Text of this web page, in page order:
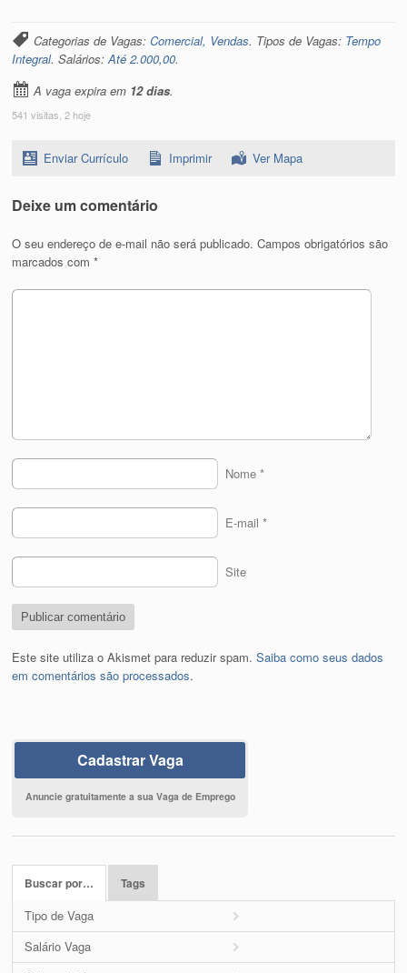
Categorias de Vagas:Comercial, Vendas. Tipos de Vagas: Tempo
Integral. Salários:Até 2.000,00.
A vaga expira em 12 dias.
541 visitas, 2 hoje
Enviar Currículo Imprimir Ver Mapa
Deixe um comentário
O seu endereço de e-mail não será publicado. Campos obrigatórios são
marcados com*
Nome *
E-mail *
Site
Este site utiliza o Akismet para reduzir spam.Saiba como seus dados
em comentários são processados.
Cadastrar Vaga
Anuncie gratuitamente a sua Vaga de Emprego
Buscar por… Tags
Tipo de Vaga
Salário Vaga